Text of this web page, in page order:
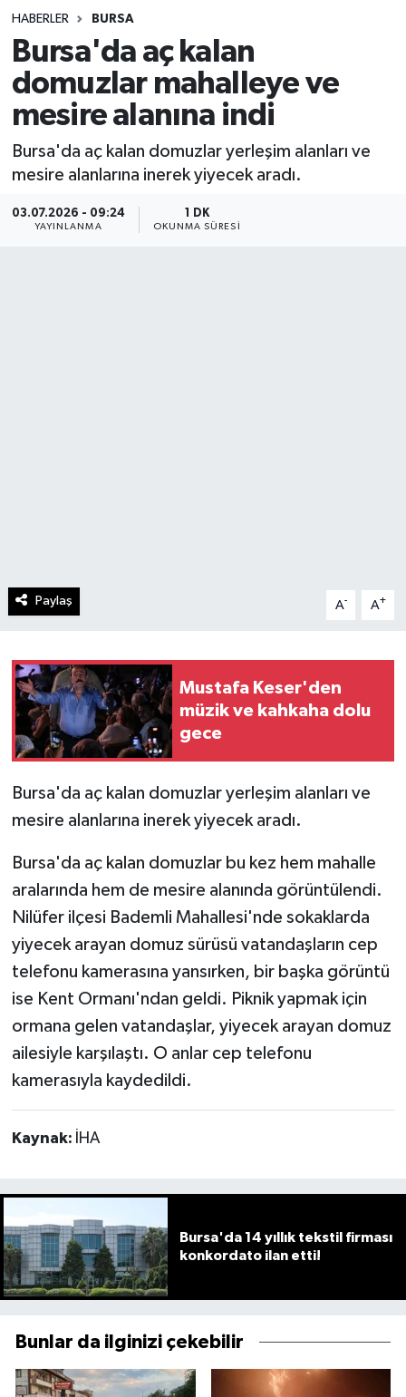
HABERLER BURSA
Bursa'da aç kalan
domuzlar mahalleye ve
mesire alanına indi
Bursa'da aç kalan domuzlar yerleşim alanları ve
mesire alanlarına inerek yiyecek aradı.
03.07.2026 - 09:24
YAYINLANMA
1 DK
OKUNMA SÜRESI
Paylaş A- A+
Mustafa Keser'den
müzik ve kahkaha dolu
gece
Bursa'da aç kalan domuzlar yerleşim alanları ve
mesire alanlarına inerek yiyecek aradı.
Bursa'da aç kalan domuzlar bu kez hem mahalle
aralarında hem de mesire alanında görüntülendi.
Nilüfer ilçesi Bademli Mahallesi'nde sokaklarda
yiyecek arayan domuz sürüsü vatandaşların cep
telefonu kamerasına yansırken, bir başka görüntü
ise Kent Ormanı'ndan geldi. Piknik yapmak için
ormana gelen vatandaşlar, yiyecek arayan domuz
ailesiyle karşılaştı. O anlar cep telefonu
kamerasıyla kaydedildi.
Kaynak: İHA
Bursa'da 14 yıllık tekstil firması
konkordato ilan etti!
Bunlar da ilginizi çekebilir
Spor
Teknoloji
Yaşam